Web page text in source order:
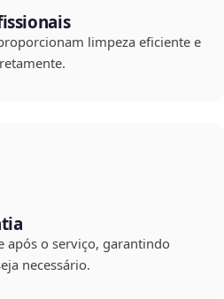
limpeza eficiente e
após o serviço, garantindo
necessário.